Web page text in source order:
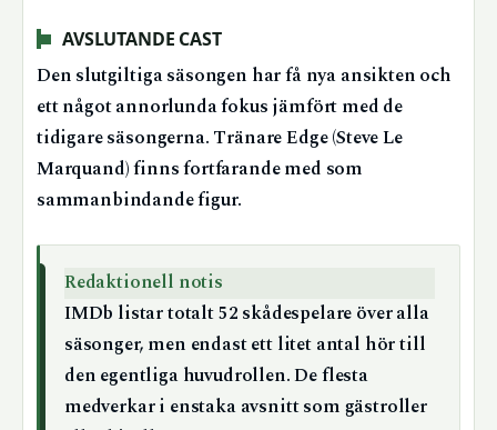
AVSLUTANDE CAST
Den slutgiltiga säsongen har få nya ansikten och
ett något annorlunda fokus jämfört med de
tidigare säsongerna. Tränare Edge (Steve Le
Marquand) finns fortfarande med som
sammanbindande figur.
Redaktionell notis
IMDb listar totalt 52 skådespelare över alla
säsonger, men endast ett litet antal hör till
den egentliga huvudrollen. De flesta
medverkar i enstaka avsnitt som gästroller